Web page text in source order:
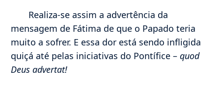
Realiza-se assim a advertência da
mensagem de Fátima de que o Papado teria
muito a sofrer. E essa dor está sendo infligida
quiçá até pelas iniciativas do Pontífice –quod
Deus advertat!